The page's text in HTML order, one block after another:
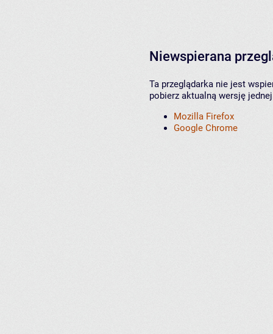
Niewspierana
Ta przeglądarka nie jest
pobierz aktualną wersję
Mozilla Firefox
Google Chrome